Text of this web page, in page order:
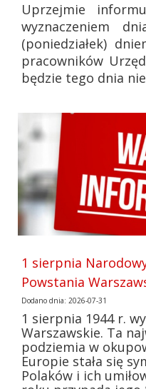
Uprzejmie
wyznaczeniem
(poniedziałek)
pracowników
będzie tego dnia
1 sierpnia
Powstania
Dodano dnia: 2026-07-31
1 sierpnia 1944 r.
Warszawskie. Ta
podziemia w
Europie stała się
Polaków i ich